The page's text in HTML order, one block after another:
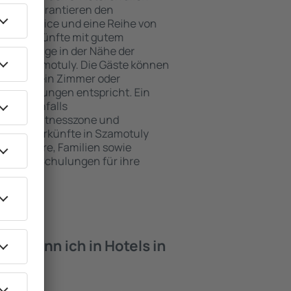
garantieren den
Service und eine Reihe von
Unterkünfte mit gutem
Lage in der Nähe der
in Szamotuly. Die Gäste können
und ein Zimmer oder
Erwartungen entspricht. Ein
ebenfalls
oder Fitnesszone und
Unterkünfte in Szamotuly
für Paare, Familien sowie
oder Schulungen für ihre
kann ich in Hotels in